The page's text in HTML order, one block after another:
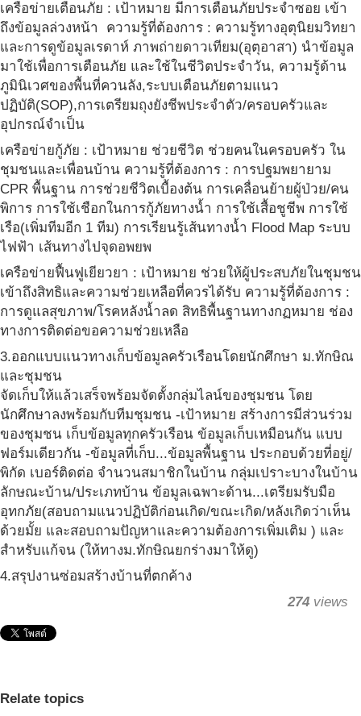
เครือข่ายเตือนภัย : เป้าหมาย มีการเตือนภัยประจำซอย เข้า
ถึงข้อมูลล่วงหน้า ความรู้ที่ต้องการ : ความรู้ทางอุตุนิยมวิทยา
และการดูข้อมูลเรดาห์ ภาพถ่ายดาวเทียม(อุตุอาสา) นำข้อมูล
มาใช้เพื่อการเตือนภัย และใช้ในชีวิตประจำวัน, ความรู้ด้าน
ภูมินิเวศของพื้นที่ควนลัง,ระบบเตือนภัยตามแนว
ปฏิบัติ(SOP),การเตรียมถุงยังชีพประจำตัว/ครอบครัวและ
อุปกรณ์จำเป็น
เครือข่ายกู้ภัย : เป้าหมาย ช่วยชีวิต ช่วยคนในครอบครัว ใน
ชุมชนและเพื่อนบ้าน ความรู้ที่ต้องการ : การปฐมพยายาม
CPR พื้นฐาน การช่วยชีวิตเบื้องต้น การเคลื่อนย้ายผู้ป่วย/คน
พิการ การใช้เชือกในการกู้ภัยทางน้ำ การใช้เสื้อชูชีพ การใช้
เรือ(เพิ่มทีมอีก 1 ทีม) การเรียนรู้เส้นทางน้ำ Flood Map ระบบ
ไฟฟ้า เส้นทางไปจุดอพยพ
เครือข่ายฟื้นฟูเยียวยา : เป้าหมาย ช่วยให้ผู้ประสบภัยในชุมชน
เข้าถึงสิทธิและความช่วยเหลือที่ควรได้รับ ความรู้ที่ต้องการ :
การดูแลสุขภาพ/โรคหลังน้ำลด สิทธิพื้นฐานทางกฏหมาย ช่อง
ทางการติดต่อขอความช่วยเหลือ
3.ออกแบบแนวทางเก็บข้อมูลครัวเรือนโดยนักศึกษา ม.ทักษิณ
และชุมชน
จัดเก็บให้แล้วเสร็จพร้อมจัดตั้งกลุ่มไลน์ของชุมชน โดย
นักศึกษาลงพร้อมกับทีมชุมชน -เป้าหมาย สร้างการมีส่วนร่วม
ของชุมชน เก็บข้อมูลทุกครัวเรือน ข้อมูลเก็บเหมือนกัน แบบ
ฟอร์มเดียวกัน -ข้อมูลที่เก็บ...ข้อมูลพื้นฐาน ประกอบด้วยที่อยู่/
พิกัด เบอร์ติดต่อ จำนวนสมาชิกในบ้าน กลุ่มเปราะบางในบ้าน
ลักษณะบ้าน/ประเภทบ้าน ข้อมูลเฉพาะด้าน...เตรียมรับมือ
อุทกภัย(สอบถามแนวปฏิบัติก่อนเกิด/ขณะเกิด/หลังเกิดว่าเห็น
ด้วยมั้ย และสอบถามปัญหาและความต้องการเพิ่มเติม ) และ
สำหรับแก้จน (ให้ทางม.ทักษิณยกร่างมาให้ดู)
4.สรุปงานซ่อมสร้างบ้านที่ตกค้าง
274 views
Relate topics